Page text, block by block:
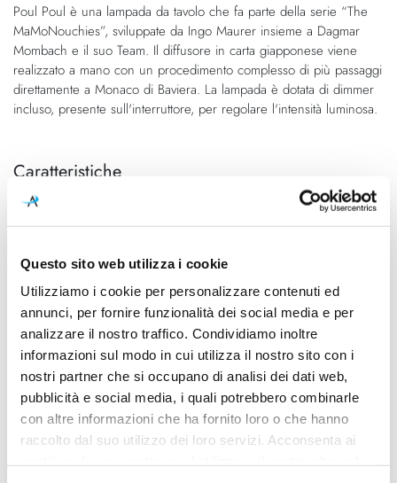
Questo sito web utilizza i cookie
Utilizziamo i cookie per personalizzare contenuti ed
annunci, per fornire funzionalità dei social media e per
analizzare il nostro traffico. Condividiamo inoltre
informazioni sul modo in cui utilizza il nostro sito con i
nostri partner che si occupano di analisi dei dati web,
pubblicità e social media, i quali potrebbero combinarle
con altre informazioni che ha fornito loro o che hanno
raccolto dal suo utilizzo dei loro servizi. Acconsenta ai
galleria
di
immagini
di
immagini
Poul Poul è una lampada da tavolo che fa parte della serie “The
MaMoNouchies”, sviluppate da Ingo Maurer insieme a Dagmar
Mombach e il suo Team. Il diffusore in carta giapponese viene
realizzato a mano con un procedimento complesso di più passaggi
direttamente a Monaco di Baviera. La lampada è dotata di dimmer
incluso, presente sull'interruttore, per regolare l'intensità luminosa.
Caratteristiche
Cod.Art.
2967000
Dagmar Mombach e Ingo
H 700mm
Led integrato
Potenza e attacco
9W - 2700K - 970Lm - CRI90 -
100-240V
Dimmerazione
inclusa
Classe energetica
Ean
4251545416283